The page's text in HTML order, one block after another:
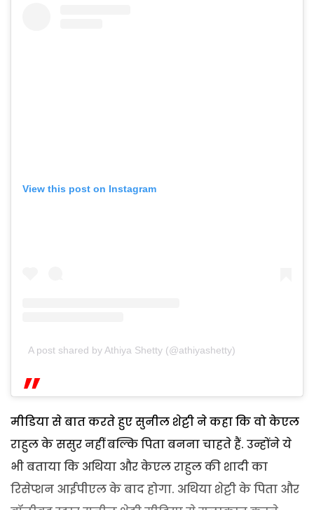
View this post on Instagram
A post shared by Athiya Shetty (@athiyashetty)
मीडिया से बात करते हुए सुनील शेट्टी ने कहा कि वो केएल
राहुल के ससुर नहीं बल्कि पिता बनना चाहते हैं. उन्होंने ये
भी बताया कि अथिया और केएल राहुल की शादी का
रिसेप्शन आईपीएल के बाद होगा. अथिया शेट्टी के पिता और